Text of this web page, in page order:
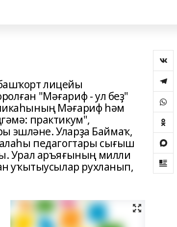
лицейы
"Мәғариф - ул беҙ"
Мәғариф һәм
практикум",
эшләне. Уларҙа Баймаҡ,
педагогтары сығыш
Урал аръяғының милли
уҡытыусылар рухланып,